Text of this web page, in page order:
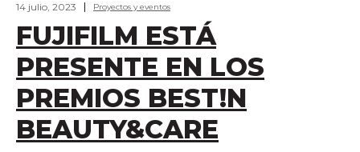
14 julio, 2023 Proyectos y eventos
FUJIFILM ESTÁ
PRESENTE EN LOS
PREMIOS BEST!N
BEAUTY&CARE